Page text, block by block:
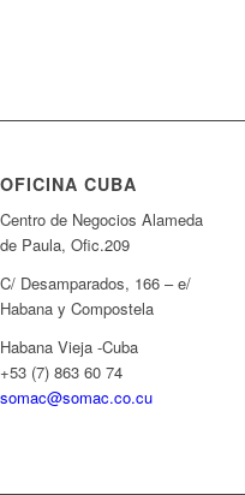
OFICINA CUBA
Centro de Negocios Alameda
de Paula, Ofic.209
C/ Desamparados, 166 – e/
Habana y Compostela
Habana Vieja -Cuba
+53 (7) 863 60 74
somac@somac.co.cu